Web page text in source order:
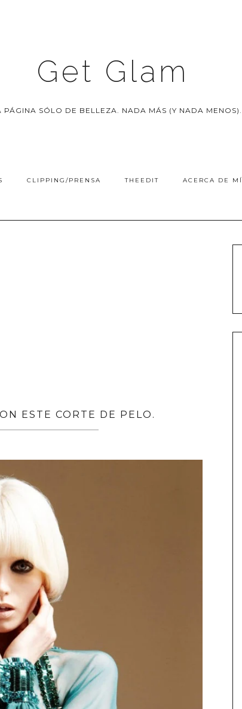
Get Glam
PÁGINA SÓLO DE BELLEZA. NADA MÁS (Y NADA MENOS).
CLIPPING/PRENSA THEEDIT ACERCA DE MÍ
ESTE CORTE DE PELO.